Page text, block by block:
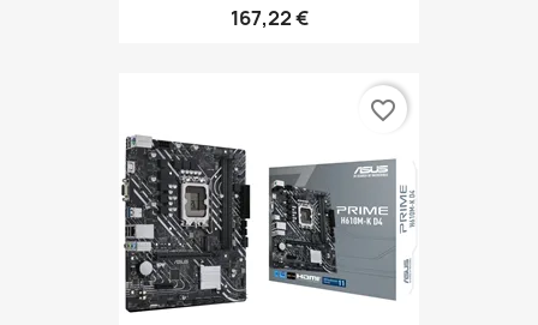
167,22 €
favorite_border